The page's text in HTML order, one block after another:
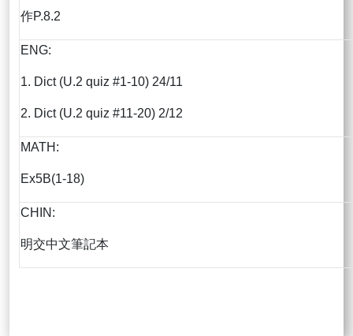
作P.8.2
ENG:
1. Dict (U.2 quiz #1-10) 24/11
2. Dict (U.2 quiz #11-20) 2/12
MATH:
Ex5B(1-18)
CHIN:
明交中文筆記本